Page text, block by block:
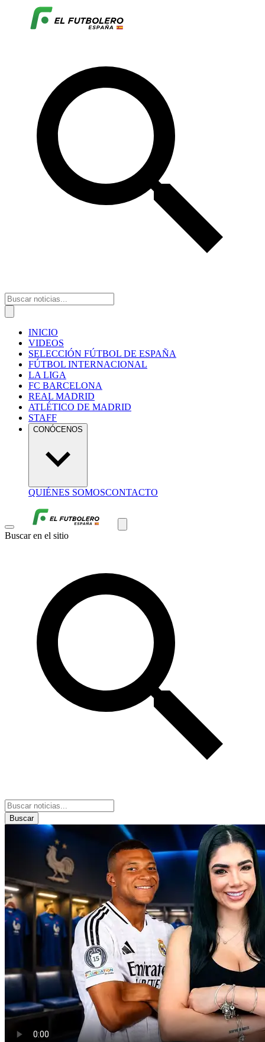
INICIO
VIDEOS
SELECCIÓN FÚTBOL DE ESPAÑA
FÚTBOL INTERNACIONAL
LA LIGA
FC BARCELONA
REAL MADRID
ATLÉTICO DE MADRID
STAFF
CONÓCENOS
QUIÉNES SOMOSCONTACTO
Buscar en el sitio
Buscar